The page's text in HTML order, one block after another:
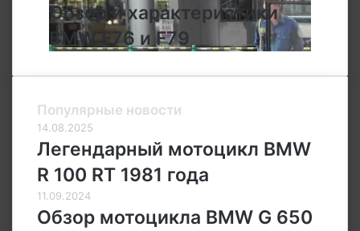
GT
и
характеристики
BMW
и
Обзор и характеристики
BMW F76 и F79
Популярные новости
14.08.2025
Легендарный мотоцикл BMW
R 100 RT 1981 года
11.09.2024
Обзор мотоцикла BMW G 650